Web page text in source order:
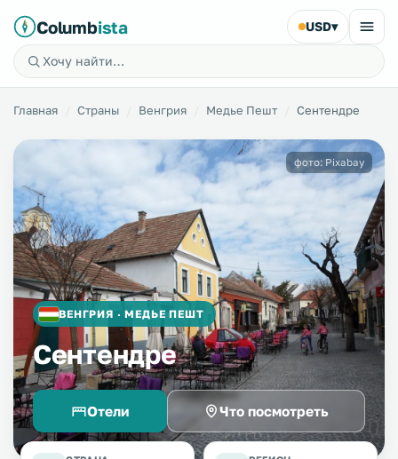
Columbista USD▾
Главная Страны Венгрия Медье Пешт Сентендре
ВЕНГРИЯ · МЕДЬЕ ПЕШТ
Сентендре
Отели Что посмотреть
фото: Pixabay